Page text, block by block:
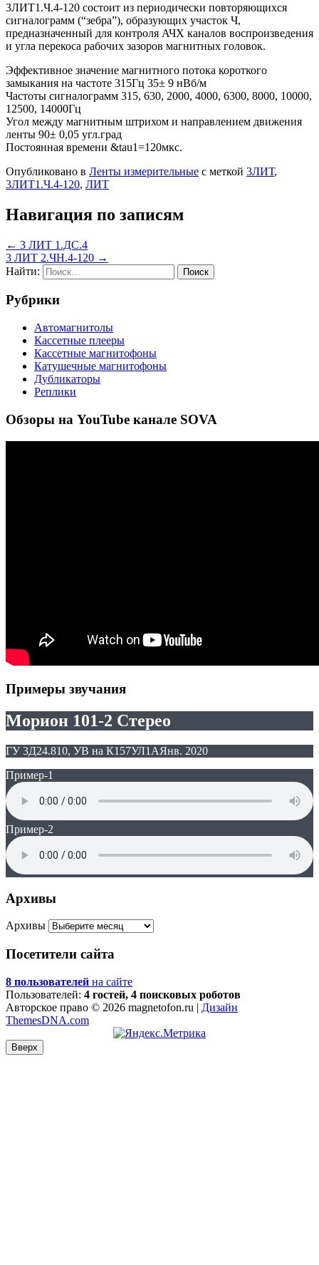
3ЛИТ1.Ч.4-120 состоит из периодически повторяющихся
сигналограмм (“зебра”), образующих участок Ч,
предназначенный для контроля АЧХ каналов воспроизведения
и угла перекоса рабочих зазоров магнитных головок.
Эффективное значение магнитного потока короткого
замыкания на частоте 315Гц 35± 9 нВб/м
Частоты сигналограмм 315, 630, 2000, 4000, 6300, 8000, 10000,
12500, 14000Гц
Угол между магнитным штрихом и направлением движения
ленты 90± 0,05 угл.град
Постоянная времени &tau1=120мкс.
Опубликовано в Ленты измерительные с меткой 3ЛИТ,
3ЛИТ1.Ч.4-120, ЛИТ
Навигация по записям
← 3 ЛИТ 1.ДС.4
3 ЛИТ 2.ЧН.4-120 →
Найти:
Рубрики
Автомагнитолы
Кассетные плееры
Кассетные магнитофоны
Катушечные магнитофоны
Дубликаторы
Реплики
Обзоры на YouTube канале SOVA
Примеры звучания
Морион 101-2 Стерео
ГУ 3Д24.810, УВ на К157УЛ1АЯнв. 2020
Пример-1
Пример-2
Архивы
Архивы
Посетители сайта
8 пользователей на сайте
Пользователей: 4 гостей, 4 поисковых роботов
Авторское право © 2026 magnetofon.ru | Дизайн
ThemesDNA.com
Вверх